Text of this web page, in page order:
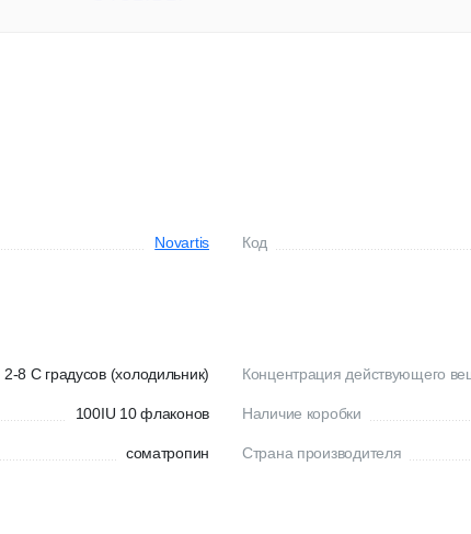
Novartis Код
2-8 C градусов (холодильник)
100IU 10 флаконов
соматропин
Концентрация действующего
Наличие коробки
Страна производителя